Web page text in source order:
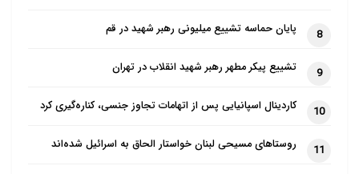
8 پایان حماسه تشییع میلیونی رهبر شهید در قم
9 تشییع پیکر مطهر رهبر شهید انقلاب در تهران
10 کاردینال اسپانیایی پس از اتهامات تجاوز جنسی، کناره‌گیری کرد
11 روستاهای مسیحی لبنان خواستار الحاق به اسرائیل شده‌اند